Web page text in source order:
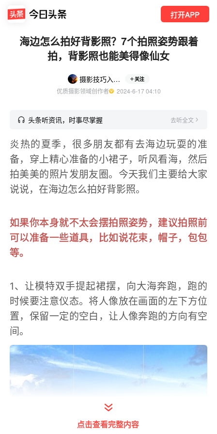
打开APP
海边怎么拍好背影照？7个拍照姿势跟着
拍，背影照也能美得像仙女
摄影技巧入门教程 关注
优质摄影领域创作者
  2024-6-17 04:10
头条听资讯，时事尽掌握 去听全文
炎热的夏季，很多朋友都有去海边玩耍的准
备，穿上精心准备的小裙子，听风看海，然后
拍美美的照片发朋友圈。今天我们主要给大家
说说，在海边怎么拍好背影照。
如果你本身就不太会摆拍照姿势，建议拍照前
可以准备一些道具，比如说花束，帽子，包包
等。
1、让模特双手提起裙摆，向大海奔跑，跑的
时候要注意仪态。将人像放在画面的左下方位
置，保留一定的空白，让人像奔跑的方向有空
间。
点击查看完整内容